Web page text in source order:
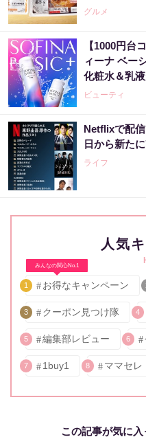
グルメ
【1000円台
ィーナ ベー
化粧水＆乳
ビューティ
Netflixで配
日から新た
ライフ
人気
みんなの関心No.1
1 お得なキャンペーン
3 クーポン見つけ隊 4
5 編集部レビュー 6
7 1buy1 8 ママセレ
この記事が気に